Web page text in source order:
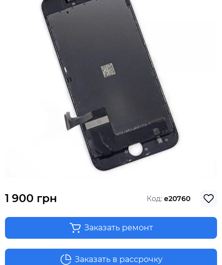
1 900 грн Код: e20760
Заказать ремонт
Заказать в рассрочку